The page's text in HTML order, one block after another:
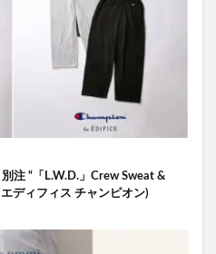
注 “「L.W.D.」Crew Sweat &
ディフィス チャンピオン)